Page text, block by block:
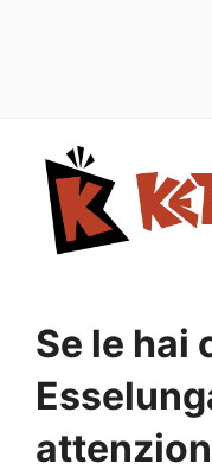
contenuto
Se le hai